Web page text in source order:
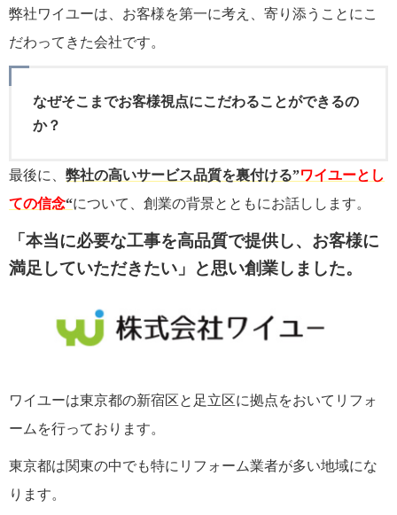
弊社ワイユーは、お客様を第一に考え、寄り添うことにこ
だわってきた会社です。
なぜそこまでお客様視点にこだわることができるの
か？
最後に、 弊社の高いサービス品質を裏付ける”ワイユーとし
ての信念“について、創業の背景とともにお話しします。
「本当に必要な工事を高品質で提供し、お客様に
満足していただきたい」と思い創業しました。
ワイユーは東京都の新宿区と足立区に拠点をおいてリフォ
ームを行っております。
東京都は関東の中でも特にリフォーム業者が多い地域にな
ります。